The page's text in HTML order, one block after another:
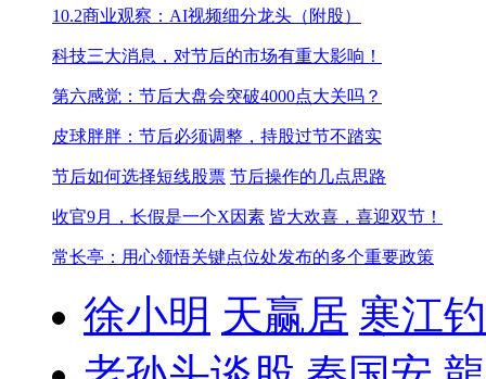
10.2商业观察：AI视频细分龙头（附股）
科技三大消息，对节后的市场有重大影响！
第六感觉：节后大盘会突破4000点大关吗？
皮球胖胖：节后必须调整，持股过节不踏实
节后如何选择短线股票 节后操作的几点思路
收官9月，长假是一个X因素 皆大欢喜，喜迎双节！
常长亭：用心领悟关键点位处发布的多个重要政策
徐小明 天赢居 寒江